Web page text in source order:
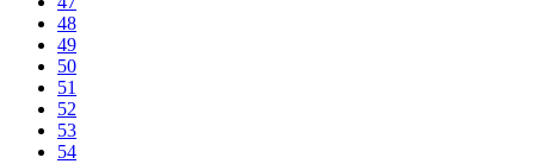
48
49
50
51
52
53
54